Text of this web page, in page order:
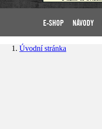
E-SHOP NÁVODY
Úvodní stránka